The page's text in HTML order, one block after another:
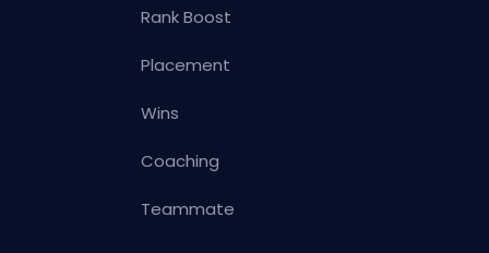
Rank Boost
Placement
Wins
Coaching
Teammate